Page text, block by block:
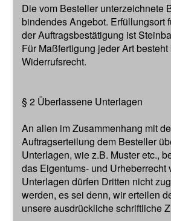
Die vom Besteller unterzeichnete
bindendes Angebot. Erfüllungsort
der Auftragsbestätigung ist
Für Maßfertigung jeder Art besteht
Widerrufsrecht.
§ 2 Überlassene Unterlagen
An allen im Zusammenhang mit
Auftragserteilung dem Besteller
Unterlagen, wie z.B. Muster etc.,
das Eigentums- und Urheberrecht
Unterlagen dürfen Dritten nicht
werden, es sei denn, wir erteilen
unsere ausdrückliche schriftliche